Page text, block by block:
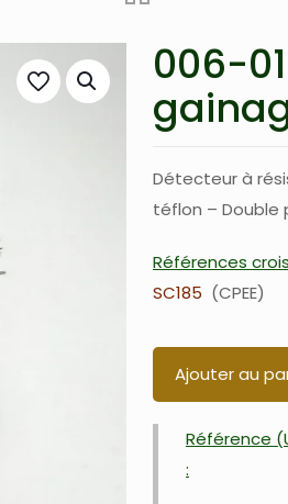
006-
Détecteur à
téflon – Double
Références
SC185
CPEE
Ajouter au
Référence
: